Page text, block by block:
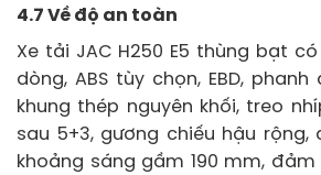
4.7 Về độ an toàn
Xe tải JAC H250 E5 thùng bạt
dòng, ABS tùy chọn, EBD,
khung thép nguyên khối, treo
sau 5+3, gương chiếu hậu rộng,
khoảng sáng gầm 190 mm,